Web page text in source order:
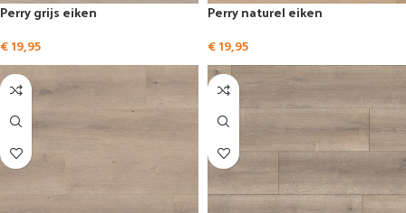
Perry grijs eiken
€19,95
Perry naturel eiken
€19,95